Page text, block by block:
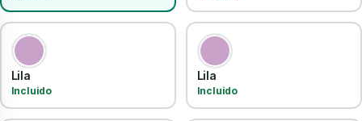
Lila
Incluido
Lila
Incluido